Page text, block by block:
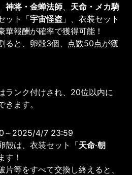
神将・金蝉法師
天命・メカ騎
ット「宇宙怪盗 」、衣装セット
華報酬が確率で獲得可能！
ると、卵殻3個、点数50点が獲
ランク付けされ、20位以内に
きます。
～2025/4/7 23:59
殻は、衣装セット「天命·朝
す！
片等をすべて交換し終えると、